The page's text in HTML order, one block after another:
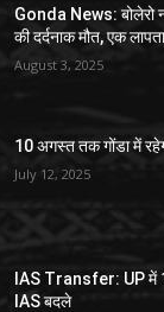
Gonda News: बोलेरो
की दर्दनाक मौत, एक
August 3, 2025
10 अगस्त तक गोंडा में
July 12, 2025
IAS Transfer: UP में
IAS बदले